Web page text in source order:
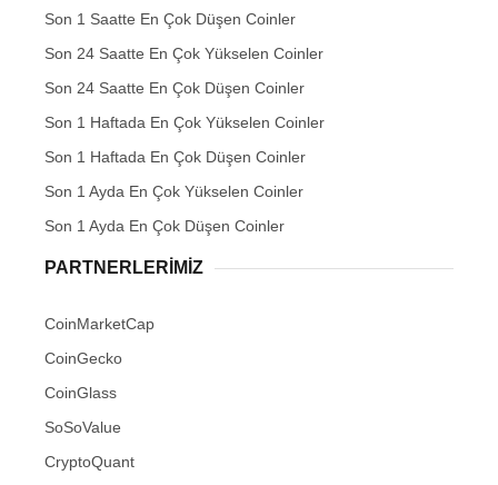
Son 1 Saatte En Çok Düşen Coinler
Son 24 Saatte En Çok Yükselen Coinler
Son 24 Saatte En Çok Düşen Coinler
Son 1 Haftada En Çok Yükselen Coinler
Son 1 Haftada En Çok Düşen Coinler
Son 1 Ayda En Çok Yükselen Coinler
Son 1 Ayda En Çok Düşen Coinler
PARTNERLERIMIZ
CoinMarketCap
CoinGecko
CoinGlass
SoSoValue
CryptoQuant